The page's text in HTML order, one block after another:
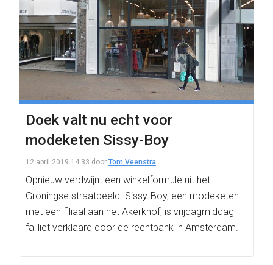
Doek valt nu echt voor
modeketen Sissy-Boy
12 april 2019 14:33 door Tom Veenstra
Opnieuw verdwijnt een winkelformule uit het
Groningse straatbeeld. Sissy-Boy, een modeketen
met een filiaal aan het Akerkhof, is vrijdagmiddag
failliet verklaard door de rechtbank in Amsterdam.